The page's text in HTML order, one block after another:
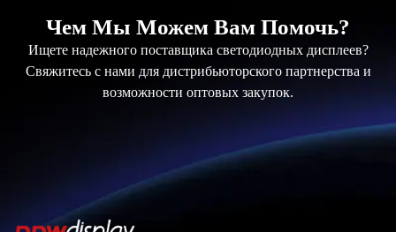
Чем Мы Можем Вам Помочь?
Ищете надежного поставщика светодиодных дисплеев?
Свяжитесь с нами для дистрибьюторского партнерства и
возможности оптовых закупок.